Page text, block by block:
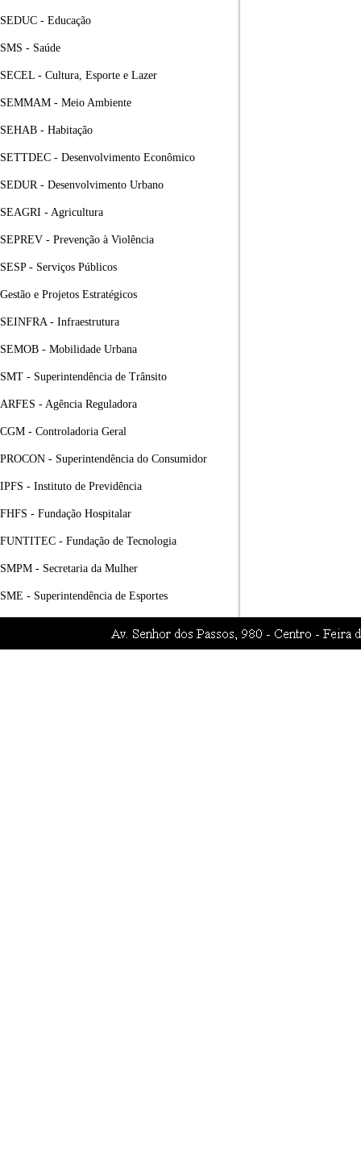
SEDUC - Educação
SMS - Saúde
SECEL - Cultura, Esporte e Lazer
SEMMAM - Meio Ambiente
SEHAB - Habitação
SETTDEC - Desenvolvimento Econômico
SEDUR - Desenvolvimento Urbano
SEAGRI - Agricultura
SEPREV - Prevenção à Violência
SESP - Serviços Públicos
Gestão e Projetos Estratégicos
SEINFRA - Infraestrutura
SEMOB - Mobilidade Urbana
SMT - Superintendência de Trânsito
ARFES - Agência Reguladora
CGM - Controladoria Geral
PROCON - Superintendência do Consumidor
IPFS - Instituto de Previdência
FHFS - Fundação Hospitalar
FUNTITEC - Fundação de Tecnologia
SMPM - Secretaria da Mulher
SME - Superintendência de Esportes